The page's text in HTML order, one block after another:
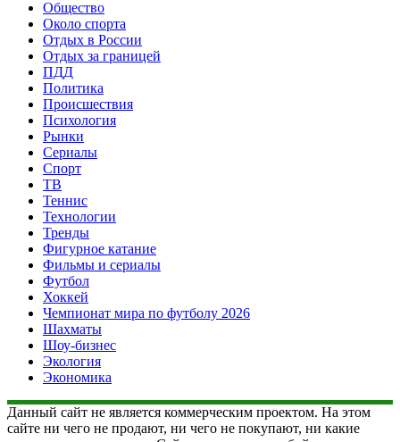
Общество
Около спорта
Отдых в России
Отдых за границей
ПДД
Политика
Происшествия
Психология
Рынки
Сериалы
Спорт
ТВ
Теннис
Технологии
Тренды
Фигурное катание
Фильмы и сериалы
Футбол
Хоккей
Чемпионат мира по футболу 2026
Шахматы
Шоу-бизнес
Экология
Экономика
Данный сайт не является коммерческим проектом. На этом
сайте ни чего не продают, ни чего не покупают, ни какие